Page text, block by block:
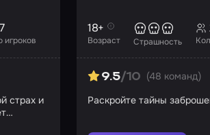
игроков
страх и
Возраст
18+
Страшность
9.5/10 (48 команд)
Раскройте тайны